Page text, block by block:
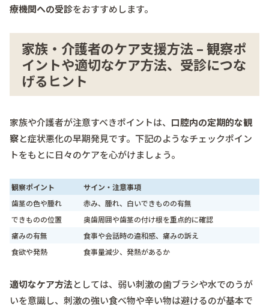
療機関への受診をおすすめします。
家族・介護者のケア支援方法 – 観察ポ
イントや適切なケア方法、受診につな
げるヒント
家族や介護者が注意すべきポイントは、 口腔内の定期的な観
察と症状悪化の早期発見です。下記のようなチェックポイン
トをもとに日々のケアを心がけましょう。
観察ポイント
サイン・注意事項
歯茎の色や腫れ
赤み、腫れ、白いできものの有無
できものの位置
奥歯周囲や歯茎の付け根を重点的に確認
痛みの有無
食事や会話時の違和感、痛みの訴え
食欲や発熱
食事量減少、発熱があるか
適切なケア方法としては、弱い刺激の歯ブラシや水でのうが
いを意識し、刺激の強い食べ物や辛い物は避けるのが基本で